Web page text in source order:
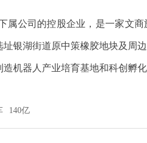
属公司的控股企业，是一家文
银湖街道原中策橡胶地块及周
机器人产业培育基地和科创孵化
140亿